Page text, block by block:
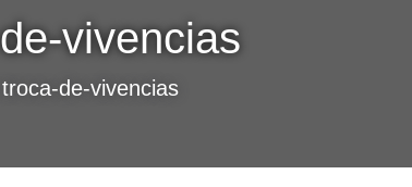
vivencias
troca-de-vivencias